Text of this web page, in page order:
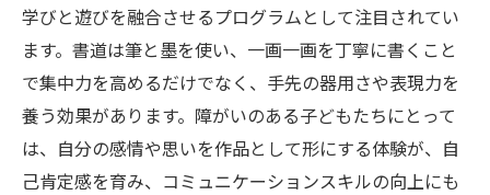
学びと遊びを融合させるプログラムとして注目されてい
ます。書道は筆と墨を使い、一画一画を丁寧に書くこと
で集中力を高めるだけでなく、手先の器用さや表現力を
養う効果があります。障がいのある子どもたちにとって
は、自分の感情や思いを作品として形にする体験が、自
己肯定感を育み、コミュニケーションスキルの向上にも